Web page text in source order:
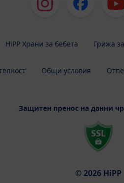
HiPP Храни за бебета Грижа
Общи условия
Защитен пренос на данни
© 2026 HiPP